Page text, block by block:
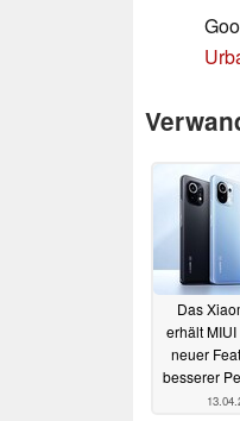
Das
erhält
neuer
besserer